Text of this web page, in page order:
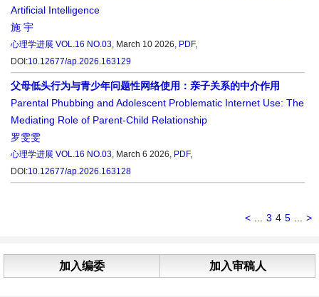
Artificial Intelligence
施 宇
心理学进展 VOL.16 NO.03, March 10 2026, PDF,
DOI:10.12677/ap.2026.163129
父母低头行为与青少年问题性网络使用：亲子关系的中介作用
Parental Phubbing and Adolescent Problematic Internet Use: The
Mediating Role of Parent-Child Relationship
罗雯雯
心理学进展 VOL.16 NO.03, March 6 2026, PDF,
DOI:10.12677/ap.2026.163128
< 3 4 5 >
加入编委 加入审稿人